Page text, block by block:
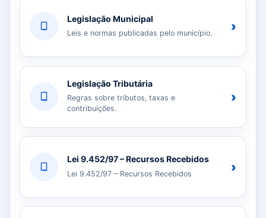
Legislação Municipal
Leis e normas publicadas pelo município. ›
Legislação Tributária
Regras sobre tributos, taxas e
contribuições.
›
Lei 9.452/97 – Recursos Recebidos
Lei 9.452/97 – Recursos Recebidos ›